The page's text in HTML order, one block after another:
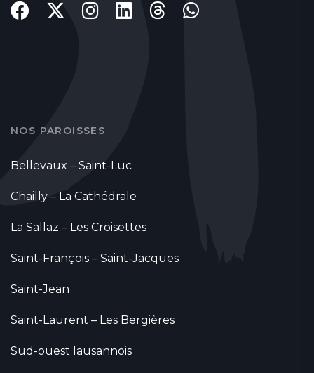
NOS PAROISSES
Bellevaux – Saint-Luc
Chailly – La Cathédrale
La Sallaz – Les Croisettes
Saint-François – Saint-Jacques
Saint-Jean
Saint-Laurent – Les Bergières
Sud-ouest lausannois